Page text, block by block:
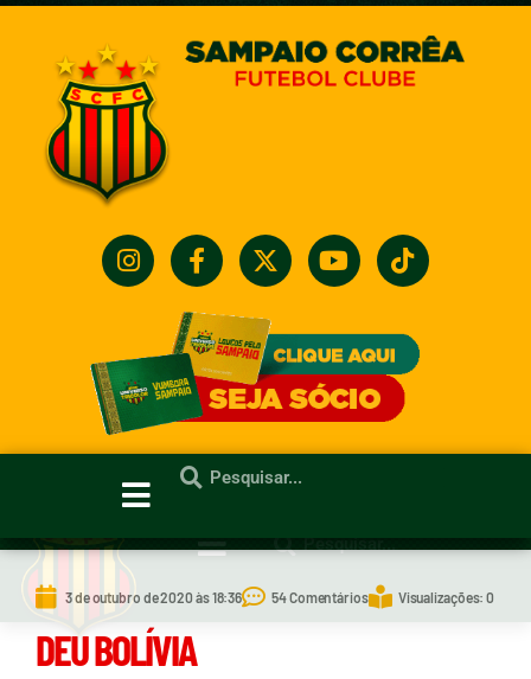
3 de outubro de 2020 às 18:36 54 Comentários Visualizações: 0
DEU BOLÍVIA